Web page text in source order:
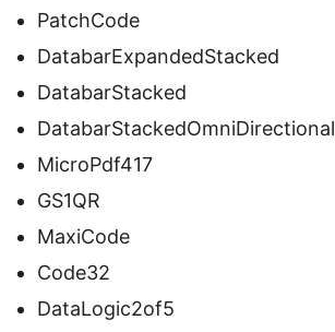
PatchCode
DatabarExpandedStacked
DatabarStacked
DatabarStackedOmniDirectional
MicroPdf417
GS1QR
MaxiCode
Code32
DataLogic2of5